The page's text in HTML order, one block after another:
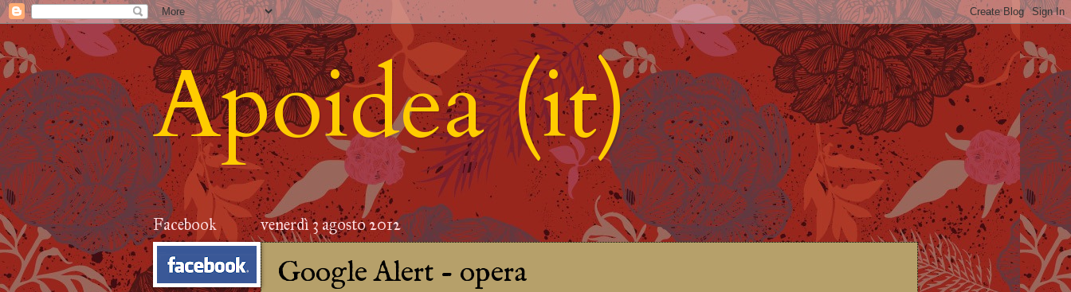
Apoidea (it)
venerdì 3 agosto 2012
Google Alert - opera
Facebook